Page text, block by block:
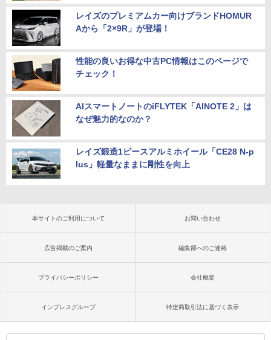
レイズのプレミアムカー向けブランドHOMUR
Aから「2×9R」が登場！
性能の良いお得な中古PC情報はこのページで
チェック！
AIスマートノートのiFLYTEK「AINOTE 2」は
なぜ魅力的なのか？
レイズ鍛造1ピースアルミホイール「CE28 N-p
lus」軽量なままに剛性を向上
本サイトのご利用について お問い合わせ
広告掲載のご案内 編集部へのご連絡
プライバシーポリシー 会社概要
インプレスグループ 特定商取引法に基づく表示